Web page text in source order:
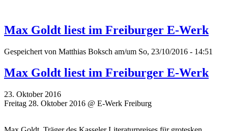
Max Goldt liest im Freiburger E-Werk
Gespeichert von Matthias Boksch am/um So, 23/10/2016 - 14:51
Max Goldt liest im Freiburger E-Werk
23. Oktober 2016
Freitag 28. Oktober 2016 @ E-Werk Freiburg